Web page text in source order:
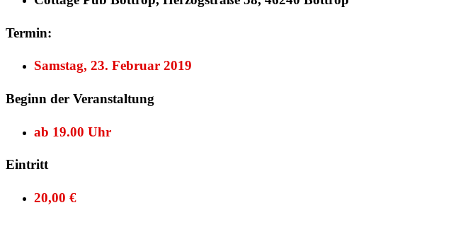
Termin:
Samstag, 23. Februar 2019
Beginn der Veranstaltung
ab 19.00 Uhr
Eintritt
20,00 €